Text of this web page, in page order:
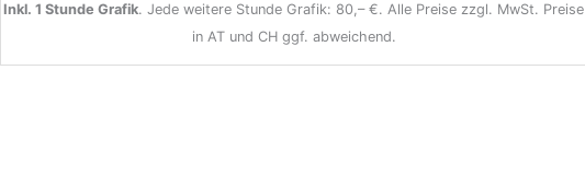
Inkl. 1 Stunde Grafik. Jede weitere Stunde Grafik: 80,– €. Alle Preise zzgl. MwSt. Preise
in AT und CH ggf. abweichend.